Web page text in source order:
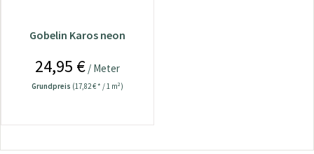
Gobelin Karos neon
24,95 €/ Meter
Grundpreis (17,82 € * / 1 m²)